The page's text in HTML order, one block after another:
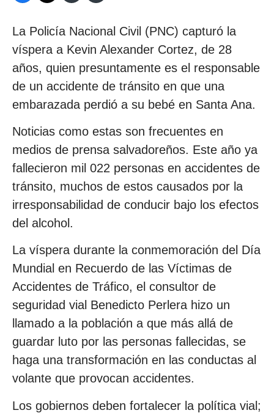
La Policía Nacional Civil (PNC) capturó la
víspera a Kevin Alexander Cortez, de 28
años, quien presuntamente es el responsable
de un accidente de tránsito en que una
embarazada perdió a su bebé en Santa Ana.
Noticias como estas son frecuentes en
medios de prensa salvadoreños. Este año ya
fallecieron mil 022 personas en accidentes de
tránsito, muchos de estos causados por la
irresponsabilidad de conducir bajo los efectos
del alcohol.
La víspera durante la conmemoración del Día
Mundial en Recuerdo de las Víctimas de
Accidentes de Tráfico, el consultor de
seguridad vial Benedicto Perlera hizo un
llamado a la población a que más allá de
guardar luto por las personas fallecidas, se
haga una transformación en las conductas al
volante que provocan accidentes.
Los gobiernos deben fortalecer la política vial;